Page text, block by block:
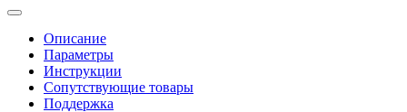
Описание
Параметры
Инструкции
Сопутствующие товары
Поддержка